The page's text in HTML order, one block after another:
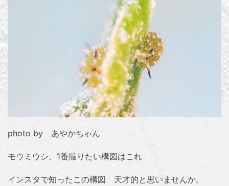
photo by あやかちゃん
モウミウシ、1番撮りたい構図はこれ
インスタで知ったこの構図 天才的と思いませんか。